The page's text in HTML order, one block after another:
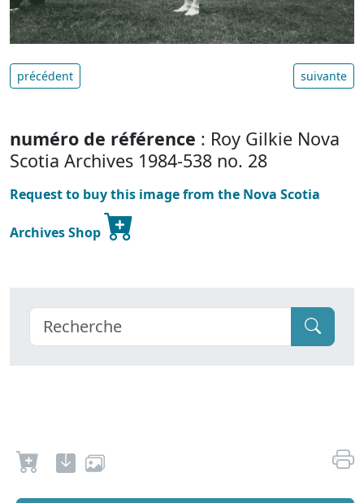
précédent suivante
numéro de référence : Roy Gilkie Nova
Scotia Archives 1984-538 no. 28
Request to buy this image from the Nova Scotia
Archives Shop